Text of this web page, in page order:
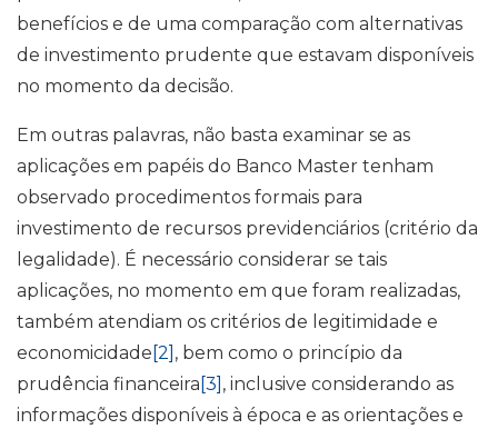
benefícios e de uma comparação com alternativas
de investimento prudente que estavam disponíveis
no momento da decisão.
Em outras palavras, não basta examinar se as
aplicações em papéis do Banco Master tenham
observado procedimentos formais para
investimento de recursos previdenciários (critério da
legalidade). É necessário considerar se tais
aplicações, no momento em que foram realizadas,
também atendiam os critérios de legitimidade e
economicidade [2] , bem como o princípio da
prudência financeira [3] , inclusive considerando as
informações disponíveis à época e as orientações e